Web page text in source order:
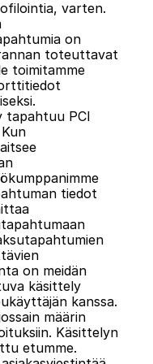
varten.
on
toteuttavat
toimitamme
tapahtuu PCI
tiedot
on meidän
käsittely
kanssa.
määrin
Käsittelyn
etumme.